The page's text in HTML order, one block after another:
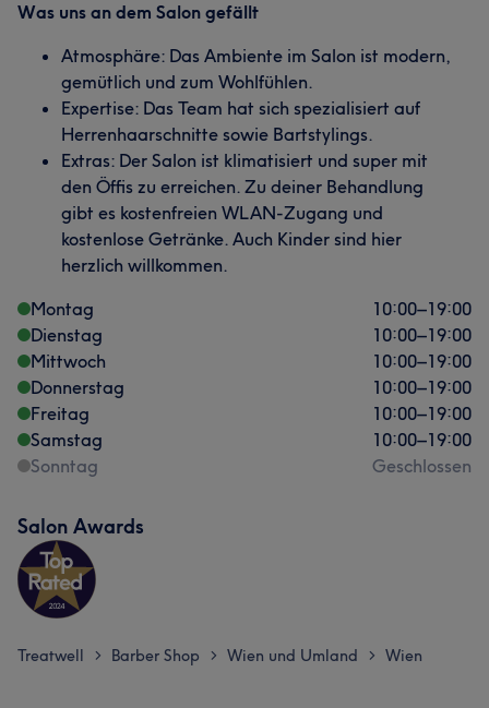
Was uns an dem Salon gefällt
Atmosphäre: Das Ambiente im Salon ist modern,
gemütlich und zum Wohlfühlen.
Expertise: Das Team hat sich spezialisiert auf
Herrenhaarschnitte sowie Bartstylings.
Extras: Der Salon ist klimatisiert und super mit
den Öffis zu erreichen. Zu deiner Behandlung
gibt es kostenfreien WLAN-Zugang und
kostenlose Getränke. Auch Kinder sind hier
herzlich willkommen.
Montag
10:00–19:00
Dienstag
10:00–19:00
Mittwoch
10:00–19:00
Donnerstag
10:00–19:00
Freitag
10:00–19:00
Samstag
10:00–19:00
Sonntag
Geschlossen
Salon Awards
Treatwell > Barber Shop > Wien und Umland > Wien